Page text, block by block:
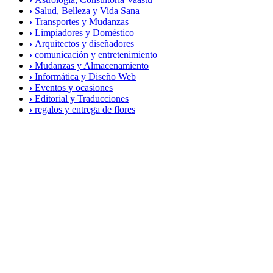
› Salud, Belleza y Vida Sana
› Transportes y Mudanzas
› Limpiadores y Doméstico
› Arquitectos y diseñadores
› comunicación y entretenimiento
› Mudanzas y Almacenamiento
› Informática y Diseño Web
› Eventos y ocasiones
› Editorial y Traducciones
› regalos y entrega de flores